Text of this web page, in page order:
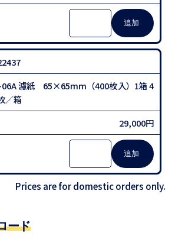
06A 濾紙 65×65mm（400枚入）1箱 4
／箱
29,000円
Prices are for domestic orders only.
ード